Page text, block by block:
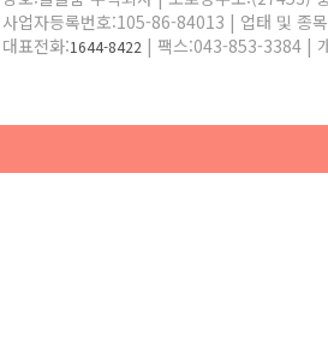
사업자등록번호:105-86-84013 | 업태 및 종
대표전화:1644-8422 | 팩스:043-853-3384 |